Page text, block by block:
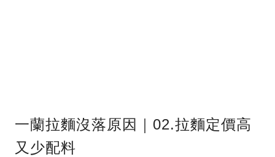
一蘭拉麵沒落原因｜02.拉麵定價高
又少配料